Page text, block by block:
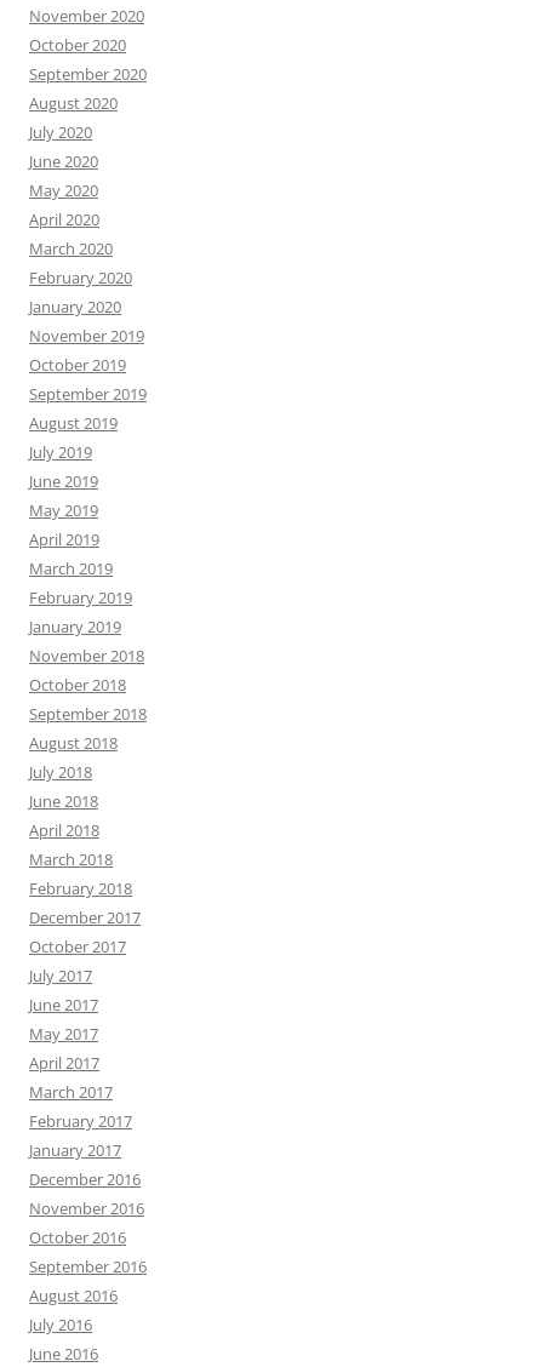
November 2020
October 2020
September 2020
August 2020
July 2020
June 2020
May 2020
April 2020
March 2020
February 2020
January 2020
November 2019
October 2019
September 2019
August 2019
July 2019
June 2019
May 2019
April 2019
March 2019
February 2019
January 2019
November 2018
October 2018
September 2018
August 2018
July 2018
June 2018
April 2018
March 2018
February 2018
December 2017
October 2017
July 2017
June 2017
May 2017
April 2017
March 2017
February 2017
January 2017
December 2016
November 2016
October 2016
September 2016
August 2016
July 2016
June 2016